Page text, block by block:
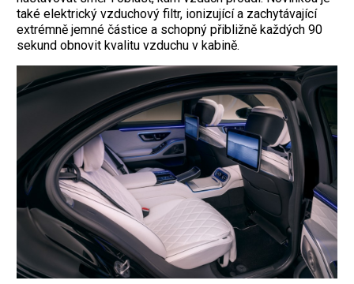
také elektrický vzduchový filtr, ionizující a zachytávající
extrémně jemné částice a schopný přibližně každých 90
sekund obnovit kvalitu vzduchu v kabině.